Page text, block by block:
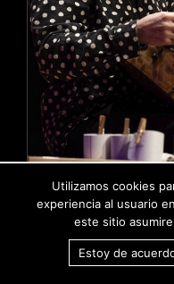
Utilizamos cookies
experiencia al usuario
este sitio
Estoy de